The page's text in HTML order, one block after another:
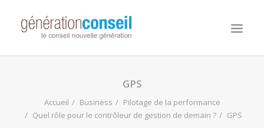
NOS MISSIONS
WORKDAY ADAPTIVE PLANNING
GPS
Accueil Business
Pilotage de la performance
Quel rôle pour le contrôleur de gestion de demain ?
GPS